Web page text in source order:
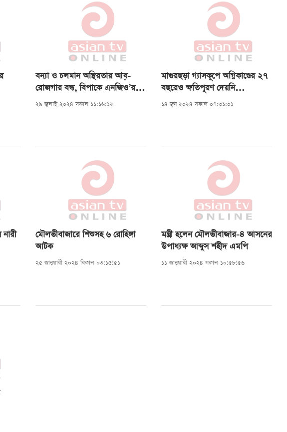
মনু
বন্যা ও চলমান অস্থিরতায় আয়-
রোজগার বন্ধ, বিপাকে এনজিও’র
ক্ষুদ্র ঋণগ্রহীতারা
২৯ জুলাই ২০২৪ সকাল ১১:১৬:১২
মাগুরছড়া গ্যাসকূপে অগ্নিকাণ্ডের ২৭
বছরেও ক্ষতিপূরণ দেয়নি
অক্সিডেন্টাল
১৪ জুন ২০২৪ সকাল ০৭:৩১:০১
মৌলভীবাজারে শিশুসহ ৬ রোহিঙ্গা
আটক
২৫ জানুয়ারী ২০২৪ বিকাল ০৩:১৫:৫১
মন্ত্রী হলেন মৌলভীবাজার-৪ আসনের
উপাধ্যক্ষ আব্দুস শহীদ এমপি
১১ জানুয়ারী ২০২৪ সকাল ১০:৫৮:৫৬